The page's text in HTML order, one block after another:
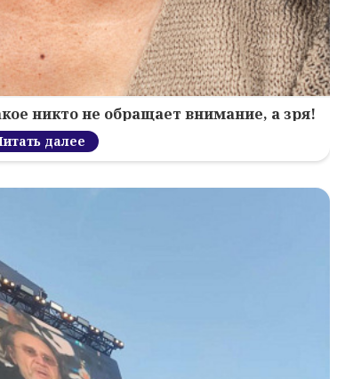
никто не обращает внимание, а зря!
далее